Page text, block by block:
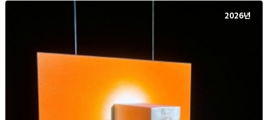
2026년